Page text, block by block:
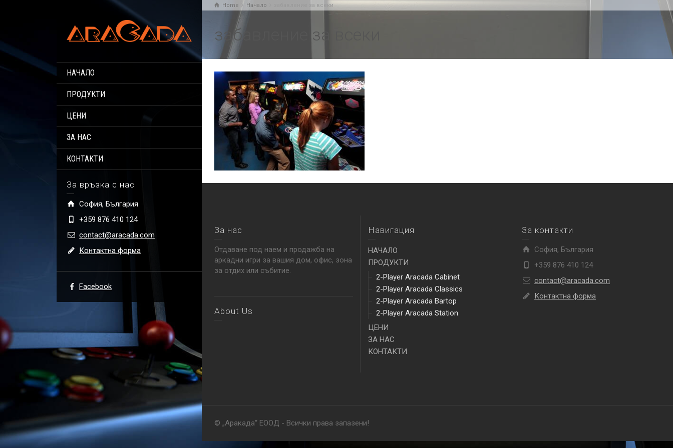
НАЧАЛО
ПРОДУКТИ
ЦЕНИ
ЗА НАС
КОНТАКТИ
За връзка с нас
София, България
+359 876 410 124
contact@aracada.com
Контактна форма
Facebook
Home Начало забавление за всеки
забавление за всеки
За нас
Отдаване под наем и продажба на
аркадни игри за вашия дом, офис, зона
за отдих или събитие.
About Us
Навигация
НАЧАЛО
ПРОДУКТИ
2-Player Aracada Cabinet
2-Player Aracada Classics
2-Player Aracada Bartop
2-Player Aracada Station
ЦЕНИ
ЗА НАС
КОНТАКТИ
За контакти
София, България
+359 876 410 124
contact@aracada.com
Контактна форма
© „Аракада“ ЕООД - Всички права запазени!